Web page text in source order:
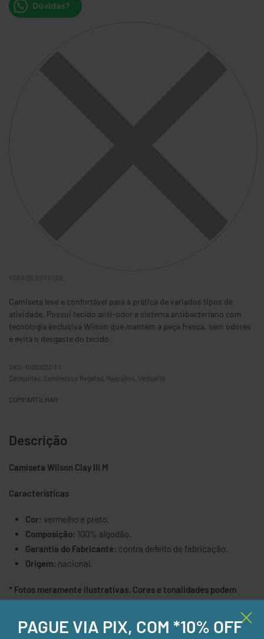
Dúvidas?
Camiseta leve e confortável para a prática de variados tipos de
atividade. Possui tecido anti-odor e sistema antibacteriano com
tecnologia exclusiva Wilson que mantém a peça fresca, sem odores
e evita o desgaste do tecido.
111001023-1-1
Categorias: Camisetas e Regatas Masculino Vestuário
COMPARTILHAR
Descrição
Camiseta Wilson Clay III M
Características
Cor: vermelho e preto.
Composição: 100% algodão.
Garantia do Fabricante: contra defeito de fabricação.
Origem: nacional.
* Fotos meramente ilustrativas. Cores e tonalidades podem
visualiza.
PAGUE VIA PIX, COM *10% OFF